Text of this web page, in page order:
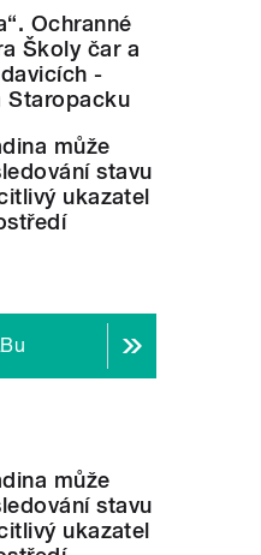
Ochranné
Školy čar a
-
Staropacku
může
stavu
ukazatel
může
stavu
ukazatel